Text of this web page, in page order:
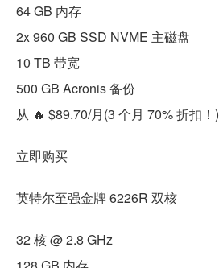
64 GB 内存
2x 960 GB SSD NVME 主磁盘
10 TB 带宽
500 GB Acronis 备份
从 🔥 $89.70/月(3 个月 70% 折扣！)
立即购买
英特尔至强金牌 6226R 双核
32 核 @ 2.8 GHz